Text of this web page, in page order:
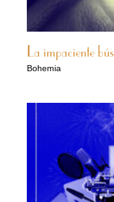
La impaciente
Bohemia